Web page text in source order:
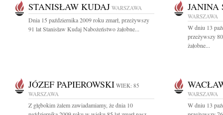
STANISŁAW KUDAJ WARSZAWA
Dnia 15 października 2009 roku zmarł, przeżywszy
91 lat Stanisław Kudaj Nabożeństwo żałobne...
JANINA
WARSZAWA
W dniu 13
przeżywszy
żałobne...
JÓZEF PAPIEROWSKI WIEK: 85
WARSZAWA
Z głębokim żalem zawiadamiamy, że dnia 10
WARSZAWA
W dniu 13